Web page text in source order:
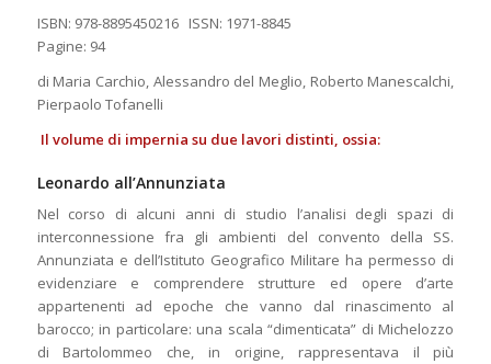
ISBN: 978-8895450216 ISSN: 1971-8845
Pagine: 94
di Maria Carchio, Alessandro del Meglio, Roberto Manescalchi,
Pierpaolo Tofanelli
Il volume di impernia su due lavori distinti, ossia:
Leonardo all’Annunziata
Nel corso di alcuni anni di studio l’analisi degli spazi di
interconnessione fra gli ambienti del convento della SS.
Annunziata e dell’Istituto Geografico Militare ha permesso di
evidenziare e comprendere strutture ed opere d’arte
appartenenti ad epoche che vanno dal rinascimento al
barocco; in particolare: una scala “dimenticata” di Michelozzo
di Bartolommeo che, in origine, rappresentava il più